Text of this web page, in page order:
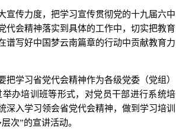
传力度，把学习宣传贯彻党的十九届六中
代会精神落实到具体的工作中，切实把教育
谱写好中国梦云南篇章的行动中贡献教育力
学习省党代会精神作为各级党委（党组）
办培训班等形式，对党员干部进行系统培
入学习领会省党代会精神，做到学习培训
次”的宣讲活动。